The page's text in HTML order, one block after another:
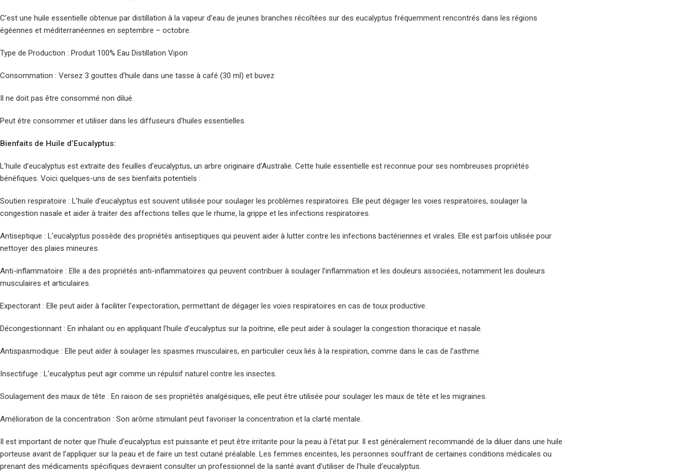
C’est une huile essentielle obtenue par distillation à la vapeur d’eau de jeunes branches récoltées sur des eucalyptus fréquemment rencontrés dans les régions
égéennes et méditerranéennes en septembre – octobre.
Type de Production : Produit 100% Eau Distillation Vipon
Consommation : Versez 3 gouttes d’huile dans une tasse à café (30 ml) et buvez
Il ne doit pas être consommé non dilué.
Peut être consommer et utiliser dans les diffuseurs d’huiles essentielles.
Bienfaits de Huile d’Eucalyptus:
L’huile d’eucalyptus est extraite des feuilles d’eucalyptus, un arbre originaire d’Australie. Cette huile essentielle est reconnue pour ses nombreuses propriétés
bénéfiques. Voici quelques-uns de ses bienfaits potentiels :
Soutien respiratoire : L’huile d’eucalyptus est souvent utilisée pour soulager les problèmes respiratoires. Elle peut dégager les voies respiratoires, soulager la
congestion nasale et aider à traiter des affections telles que le rhume, la grippe et les infections respiratoires.
Antiseptique : L’eucalyptus possède des propriétés antiseptiques qui peuvent aider à lutter contre les infections bactériennes et virales. Elle est parfois utilisée pour
nettoyer des plaies mineures.
Anti-inflammatoire : Elle a des propriétés anti-inflammatoires qui peuvent contribuer à soulager l’inflammation et les douleurs associées, notamment les douleurs
musculaires et articulaires.
Expectorant : Elle peut aider à faciliter l’expectoration, permettant de dégager les voies respiratoires en cas de toux productive.
Décongestionnant : En inhalant ou en appliquant l’huile d’eucalyptus sur la poitrine, elle peut aider à soulager la congestion thoracique et nasale.
Antispasmodique : Elle peut aider à soulager les spasmes musculaires, en particulier ceux liés à la respiration, comme dans le cas de l’asthme.
Insectifuge : L’eucalyptus peut agir comme un répulsif naturel contre les insectes.
Soulagement des maux de tête : En raison de ses propriétés analgésiques, elle peut être utilisée pour soulager les maux de tête et les migraines.
Amélioration de la concentration : Son arôme stimulant peut favoriser la concentration et la clarté mentale.
Il est important de noter que l’huile d’eucalyptus est puissante et peut être irritante pour la peau à l’état pur. Il est généralement recommandé de la diluer dans une huile
porteuse avant de l’appliquer sur la peau et de faire un test cutané préalable. Les femmes enceintes, les personnes souffrant de certaines conditions médicales ou
prenant des médicaments spécifiques devraient consulter un professionnel de la santé avant d’utiliser de l’huile d’eucalyptus.